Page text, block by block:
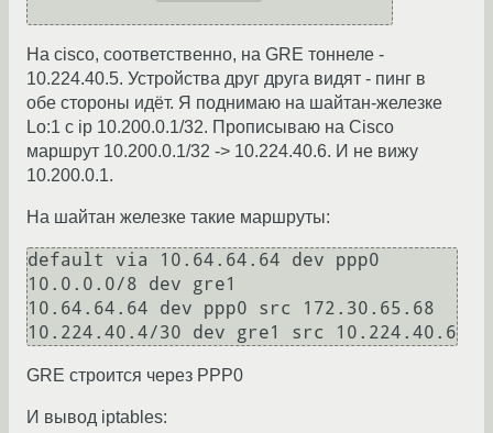
На cisco, соответственно, на GRE тоннеле -
10.224.40.5. Устройства друг друга видят - пинг в
обе стороны идёт. Я поднимаю на шайтан-железке
Lo:1 с ip 10.200.0.1/32. Прописываю на Cisco
маршрут 10.200.0.1/32 -> 10.224.40.6. И не вижу
10.200.0.1.
На шайтан железке такие маршруты:
default via 10.64.64.64 dev ppp0
10.0.0.0/8 dev gre1
10.64.64.64 dev ppp0 src 172.30.65.68
GRE строится через PPP0
И вывод iptables: